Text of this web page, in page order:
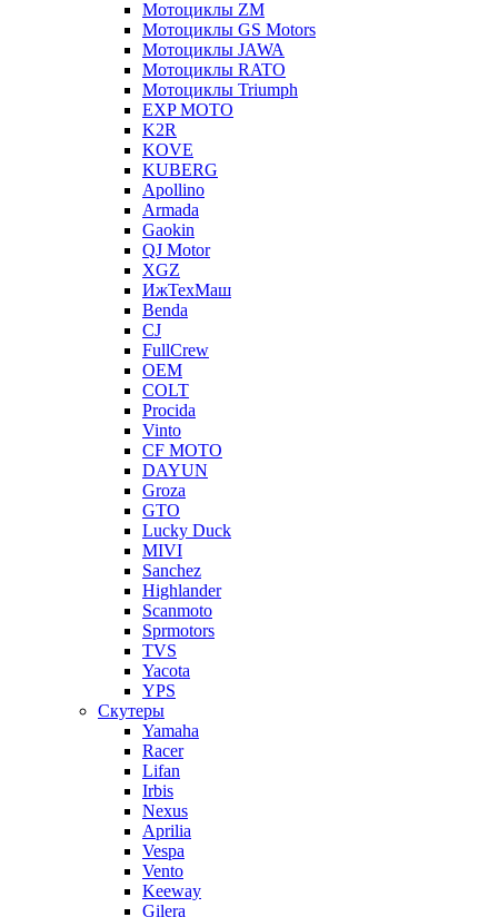
Мотоциклы ZM
Мотоциклы GS Motors
Мотоциклы JAWA
Мотоциклы RATO
Мотоциклы Triumph
EXP MOTO
K2R
KOVE
KUBERG
Apollino
Armada
Gaokin
QJ Motor
XGZ
ИжТехМаш
Benda
CJ
FullCrew
OEM
COLT
Procida
Vinto
CF MOTO
DAYUN
Groza
GTO
Lucky Duck
MIVI
Sanchez
Highlander
Scanmoto
Sprmotors
TVS
Yacota
YPS
Скутеры
Yamaha
Racer
Lifan
Irbis
Nexus
Aprilia
Vespa
Vento
Keeway
Gilera